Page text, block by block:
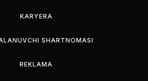
KARYERA
SHARTNOMASI
REKLAMA